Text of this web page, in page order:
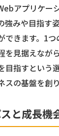
アプリケー
強みや目指す
できます。1
を見据えなが
目指すという
の基盤を創り
と成長機